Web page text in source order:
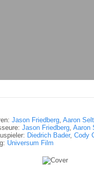
Jason Friedberg, Aaron
Jason Friedberg, Aaron
Diedrich Bader, Cody
Universum Film